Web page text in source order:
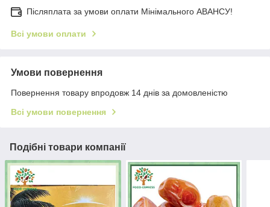
Післяплата за умови оплати Мінімального АВАНСУ!
Всі умови оплати
Умови повернення
Повернення товару впродовж 14 днів за домовленістю
Всі умови повернення
Подібні товари компанії